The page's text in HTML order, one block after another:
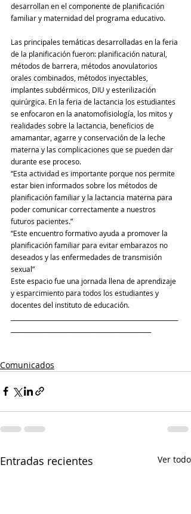
desarrollan en el componente de planificación
familiar y maternidad del programa educativo.
Las principales temáticas desarrolladas en la feria
de la planificación fueron: planificación natural,
métodos de barrera, métodos anovulatorios
orales combinados, métodos inyectables,
implantes subdérmicos, DIU y esterilización
quirúrgica. En la feria de lactancia los estudiantes
se enfocaron en la anatomofisiología, los mitos y
realidades sobre la lactancia, beneficios de
amamantar, agarre y conservación de la leche
materna y las complicaciones que se pueden dar
durante ese proceso.
“Esta actividad es importante porque nos permite
estar bien informados sobre los métodos de
planificación familiar y la lactancia materna para
poder comunicar correctamente a nuestros
futuros pacientes.”
“Este encuentro formativo ayuda a promover la
planificación familiar para evitar embarazos no
deseados y las enfermedades de transmisión
sexual”
Este espacio fue una jornada llena de aprendizaje
y esparcimiento para todos los estudiantes y
docentes del instituto de educación.
Comunicados
Entradas recientes Ver todo